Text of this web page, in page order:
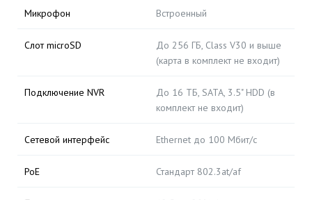
Микрофон Встроенный
Слот microSD
До 256 ГБ, Class V30 и выше
(карта в комплект не входит)
Подключение NVR
До 16 ТБ, SATA, 3.5" HDD (в
комплект не входит)
Сетевой интерфейс Ethernet до 100 Мбит/с
PoE Стандарт 802.3at/af